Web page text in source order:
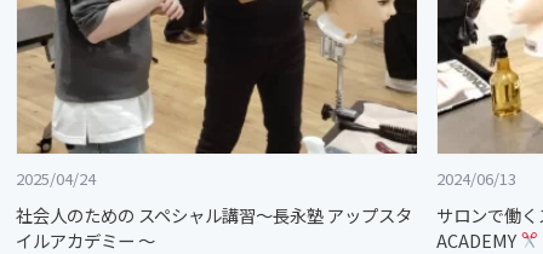
2025/04/24
社会人のための スペシャル講習～長永塾 アップスタ
イルアカデミー ～
2024/06/13
サロンで働
ACADEMY